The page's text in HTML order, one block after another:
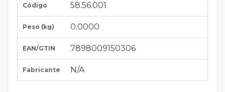
Código 58.56.001
Peso (kg) 0.0000
EAN/GTIN 7898009150306
Fabricante N/A